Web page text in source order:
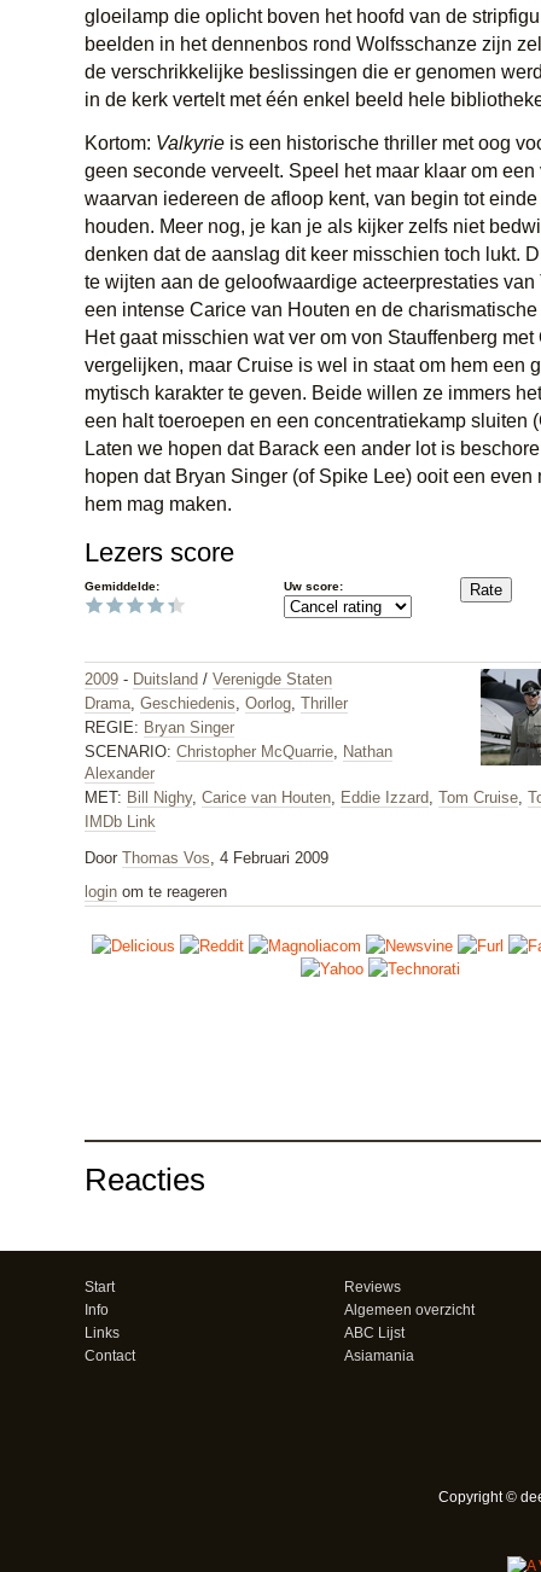
gloeilamp die oplicht boven het hoofd van de
beelden in het dennenbos rond Wolfsschanze zijn
de verschrikkelijke beslissingen die er genomen
in de kerk vertelt met één enkel beeld hele
Kortom: Valkyrie is een historische thriller met oog
geen seconde verveelt. Speel het maar klaar om een
waarvan iedereen de afloop kent, van begin tot
houden. Meer nog, je kan je als kijker zelfs niet
denken dat de aanslag dit keer misschien toch lukt.
te wijten aan de geloofwaardige acteerprestaties van
een intense Carice van Houten en de charismatische
Het gaat misschien wat ver om von Stauffenberg met
vergelijken, maar Cruise is wel in staat om hem een
mytisch karakter te geven. Beide willen ze immers
een halt toeroepen en een concentratiekamp sluiten
Laten we hopen dat Barack een ander lot is
hopen dat Bryan Singer (of Spike Lee) ooit een even
hem mag maken.
Lezers score
Gemiddelde: Uw score:
2009 - Duitsland / Verenigde Staten
Drama Geschiedenis Oorlog Thriller
REGIE: Bryan Singer
SCENARIO: Christopher McQuarrie
Nathan
Alexander
MET: Bill Nighy, Carice van Houten Eddie Izzard Tom Cruise
IMDb Link
Door Thomas Vos, 4 Februari 2009
login om te reageren
Reacties
Start
Info
Links
Contact
Reviews
Algemeen overzicht
ABC Lijst
Asiamania
Copyright ©